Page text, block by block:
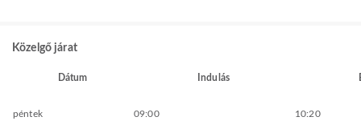
Közelgő járat
Dátum Indulás
péntek
09:00
10:20